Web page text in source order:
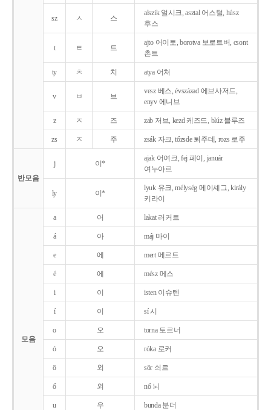
sz ㅅ 스
alszik 얼시크, asztal 어스털, húsz
후스
t ㅌ 트
ajto 어이토, borotva 보로트버, csont
촌트
ty ㅊ 치 atya 어처
v ㅂ 브
vesz 베스, évszázad 에브사저드,
enyv 에니브
z ㅈ 즈 zab 저브, kezd 케즈드, blúz 블루즈
zs ㅈ 주 zsák 자크, tőzsde 퇴주데, rozs 로주
반모음
j 이*
ajak 어여크, fej 페이, január
여누아르
ly 이*
lyuk 유크, mélység 메이셰그, király
키라이
모음
a 어 lakat 러커트
á 아 máj 마이
e 에 mert 메르트
é 에 mész 메스
i 이 isten 이슈텐
í 이 sí 시
o 오 torna 토르너
ó 오 róka 로커
ö 외 sör 쇠르
ő 외 nő 뇌
u 우 bunda 분더